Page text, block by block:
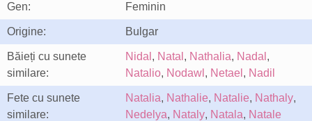
Gen: Feminin
Origine: Bulgar
Băieți cu sunete
similare:
Nidal , Natal , Nathalia, Nadal ,
Natalio, Nodawl , Netael , Nadil
Fete cu sunete
similare:
Natalia, Nathalie, Natalie, Nathaly,
Nedelya, Nataly, Natala, Natale